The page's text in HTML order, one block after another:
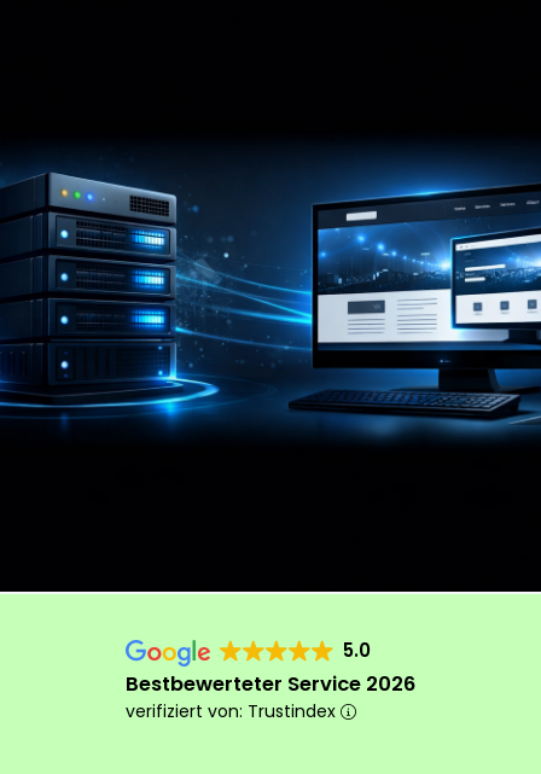
5.0
Bestbewerteter Service 2026
verifiziert von: Trustindex